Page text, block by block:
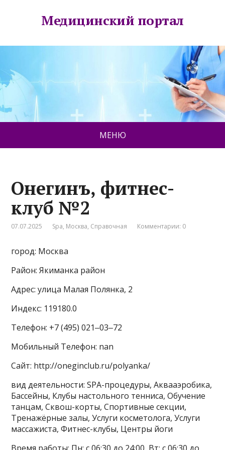
Медицинский портал
МЕНЮ
Онегинъ, фитнес-
клуб №2
07.07.2025 Spa, Москва, Справочная Комментарии: 0
город: Москва
Район: Якиманка район
Адрес: улица Малая Полянка, 2
Индекс: 119180.0
Телефон: +7 (495) 021‒03‒72
Мобильный Телефон: nan
Сайт: http://oneginclub.ru/polyanka/
вид деятельности: SPA-процедуры, Аквааэробика,
Бассейны, Клубы настольного тенниса, Обучение
танцам, Сквош-корты, Спортивные секции,
Тренажёрные залы, Услуги косметолога, Услуги
массажиста, Фитнес-клубы, Центры йоги